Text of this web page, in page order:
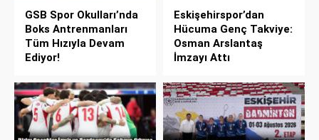
GSB Spor Okulları’nda
Boks Antrenmanları
Tüm Hızıyla Devam
Ediyor!
Eskişehirspor’dan
Hücuma Genç Takviye:
Osman Arslantaş
İmzayı Attı